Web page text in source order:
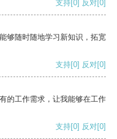
支持[0] 反对[0]
够随时随地学习新知识，拓宽
支持[0] 反对[0]
的工作需求，让我能够在工作
支持[0] 反对[0]